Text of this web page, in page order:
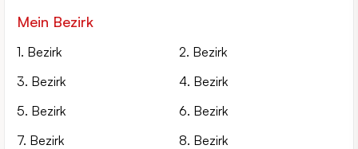
Mein Bezirk
1. Bezirk
2. Bezirk
3. Bezirk
4. Bezirk
5. Bezirk
6. Bezirk
7. Bezirk
8. Bezirk